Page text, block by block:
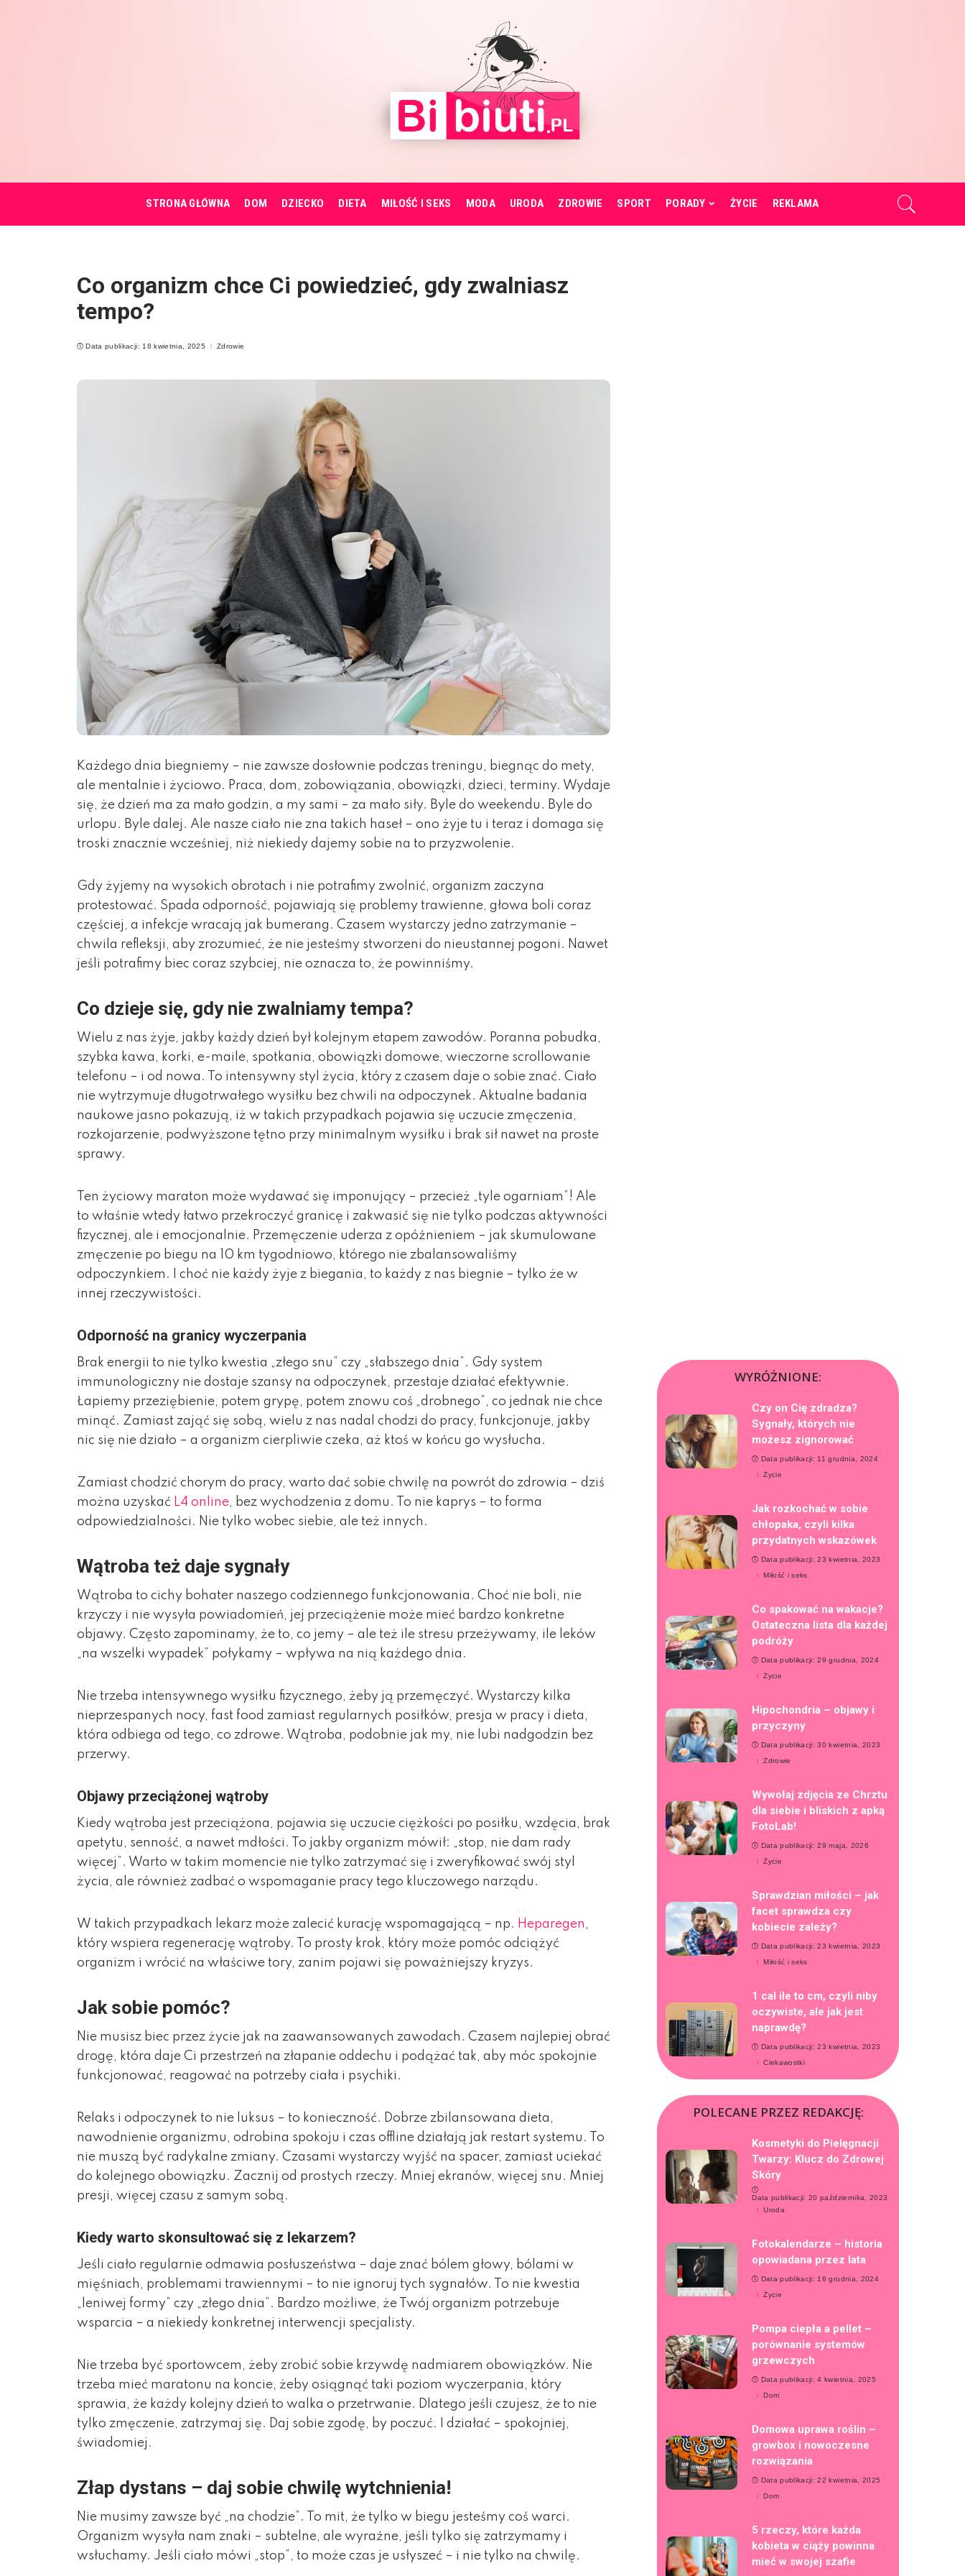
STRONA GŁÓWNA DOM DZIECKO DIETA MIŁOŚĆ I SEKS MODA URODA ZDROWIE SPORT PORADY ŻYCIE REKLAMA
Co organizm chce Ci powiedzieć, gdy zwalniasz
tempo?
Data publikacji: 18 kwietnia, 2025 Zdrowie
Każdego dnia biegniemy – nie zawsze dosłownie podczas treningu, biegnąc do mety,
ale mentalnie i życiowo. Praca, dom, zobowiązania, obowiązki, dzieci, terminy. Wydaje
się, że dzień ma za mało godzin, a my sami – za mało siły. Byle do weekendu. Byle do
urlopu. Byle dalej. Ale nasze ciało nie zna takich haseł – ono żyje tu i teraz i domaga się
troski znacznie wcześniej, niż niekiedy dajemy sobie na to przyzwolenie.
Gdy żyjemy na wysokich obrotach i nie potrafimy zwolnić, organizm zaczyna
protestować. Spada odporność, pojawiają się problemy trawienne, głowa boli coraz
częściej, a infekcje wracają jak bumerang. Czasem wystarczy jedno zatrzymanie –
chwila refleksji, aby zrozumieć, że nie jesteśmy stworzeni do nieustannej pogoni. Nawet
jeśli potrafimy biec coraz szybciej, nie oznacza to, że powinniśmy.
Co dzieje się, gdy nie zwalniamy tempa?
Wielu z nas żyje, jakby każdy dzień był kolejnym etapem zawodów. Poranna pobudka,
szybka kawa, korki, e-maile, spotkania, obowiązki domowe, wieczorne scrollowanie
telefonu – i od nowa. To intensywny styl życia, który z czasem daje o sobie znać. Ciało
nie wytrzymuje długotrwałego wysiłku bez chwili na odpoczynek. Aktualne badania
naukowe jasno pokazują, iż w takich przypadkach pojawia się uczucie zmęczenia,
rozkojarzenie, podwyższone tętno przy minimalnym wysiłku i brak sił nawet na proste
sprawy.
Ten życiowy maraton może wydawać się imponujący – przecież „tyle ogarniam”! Ale
to właśnie wtedy łatwo przekroczyć granicę i zakwasić się nie tylko podczas aktywności
fizycznej, ale i emocjonalnie. Przemęczenie uderza z opóźnieniem – jak skumulowane
zmęczenie po biegu na 10 km tygodniowo, którego nie zbalansowaliśmy
odpoczynkiem. I choć nie każdy żyje z biegania, to każdy z nas biegnie – tylko że w
innej rzeczywistości.
Odporność na granicy wyczerpania
Brak energii to nie tylko kwestia „złego snu” czy „słabszego dnia”. Gdy system
immunologiczny nie dostaje szansy na odpoczynek, przestaje działać efektywnie.
Łapiemy przeziębienie, potem grypę, potem znowu coś „drobnego”, co jednak nie chce
minąć. Zamiast zająć się sobą, wielu z nas nadal chodzi do pracy, funkcjonuje, jakby
nic się nie działo – a organizm cierpliwie czeka, aż ktoś w końcu go wysłucha.
Zamiast chodzić chorym do pracy, warto dać sobie chwilę na powrót do zdrowia – dziś
można uzyskać L4 online, bez wychodzenia z domu. To nie kaprys – to forma
odpowiedzialności. Nie tylko wobec siebie, ale też innych.
Wątroba też daje sygnały
Wątroba to cichy bohater naszego codziennego funkcjonowania. Choć nie boli, nie
krzyczy i nie wysyła powiadomień, jej przeciążenie może mieć bardzo konkretne
objawy. Często zapominamy, że to, co jemy – ale też ile stresu przeżywamy, ile leków
„na wszelki wypadek” połykamy – wpływa na nią każdego dnia.
Nie trzeba intensywnego wysiłku fizycznego, żeby ją przemęczyć. Wystarczy kilka
nieprzespanych nocy, fast food zamiast regularnych posiłków, presja w pracy i dieta,
która odbiega od tego, co zdrowe. Wątroba, podobnie jak my, nie lubi nadgodzin bez
przerwy.
Objawy przeciążonej wątroby
Kiedy wątroba jest przeciążona, pojawia się uczucie ciężkości po posiłku, wzdęcia, brak
apetytu, senność, a nawet mdłości. To jakby organizm mówił: „stop, nie dam rady
więcej”. Warto w takim momencie nie tylko zatrzymać się i zweryfikować swój styl
życia, ale również zadbać o wspomaganie pracy tego kluczowego narządu.
W takich przypadkach lekarz może zalecić kurację wspomagającą – np. Heparegen ,
który wspiera regenerację wątroby. To prosty krok, który może pomóc odciążyć
organizm i wrócić na właściwe tory, zanim pojawi się poważniejszy kryzys.
Jak sobie pomóc?
Nie musisz biec przez życie jak na zaawansowanych zawodach. Czasem najlepiej obrać
drogę, która daje Ci przestrzeń na złapanie oddechu i podążać tak, aby móc spokojnie
funkcjonować, reagować na potrzeby ciała i psychiki.
Relaks i odpoczynek to nie luksus – to konieczność. Dobrze zbilansowana dieta,
nawodnienie organizmu, odrobina spokoju i czas offline działają jak restart systemu. To
nie muszą być radykalne zmiany. Czasami wystarczy wyjść na spacer, zamiast uciekać
do kolejnego obowiązku. Zacznij od prostych rzeczy. Mniej ekranów, więcej snu. Mniej
presji, więcej czasu z samym sobą.
Kiedy warto skonsultować się z lekarzem?
Jeśli ciało regularnie odmawia posłuszeństwa – daje znać bólem głowy, bólami w
mięśniach, problemami trawiennymi – to nie ignoruj tych sygnałów. To nie kwestia
„leniwej formy” czy „złego dnia”. Bardzo możliwe, że Twój organizm potrzebuje
wsparcia – a niekiedy konkretnej interwencji specjalisty.
Nie trzeba być sportowcem, żeby zrobić sobie krzywdę nadmiarem obowiązków. Nie
trzeba mieć maratonu na koncie, żeby osiągnąć taki poziom wyczerpania, który
sprawia, że każdy kolejny dzień to walka o przetrwanie. Dlatego jeśli czujesz, że to nie
tylko zmęczenie, zatrzymaj się. Daj sobie zgodę, by poczuć. I działać – spokojniej,
świadomiej.
Złap dystans – daj sobie chwilę wytchnienia!
Nie musimy zawsze być „na chodzie”. To mit, że tylko w biegu jesteśmy coś warci.
Organizm wysyła nam znaki – subtelne, ale wyraźne, jeśli tylko się zatrzymamy i
wsłuchamy. Jeśli ciało mówi „stop”, to może czas je usłyszeć – i nie tylko na chwilę.
WYRÓŻNIONE:
Czy on Cię zdradza?
Sygnały, których nie
możesz zignorować
Data publikacji: 11 grudnia, 2024
Życie
Jak rozkochać w sobie
chłopaka, czyli kilka
przydatnych wskazówek
Data publikacji: 23 kwietnia, 2023
Miłość i seks
Co spakować na wakacje?
Ostateczna lista dla każdej
podróży
Data publikacji: 29 grudnia, 2024
Życie
Hipochondria – objawy i
przyczyny
Data publikacji: 30 kwietnia, 2023
Zdrowie
Wywołaj zdjęcia ze Chrztu
dla siebie i bliskich z apką
FotoLab!
Data publikacji: 29 maja, 2026
Życie
Sprawdzian miłości – jak
facet sprawdza czy
kobiecie zależy?
Data publikacji: 23 kwietnia, 2023
Miłość i seks
1 cal ile to cm, czyli niby
oczywiste, ale jak jest
naprawdę?
Data publikacji: 23 kwietnia, 2023
Ciekawostki
POLECANE PRZEZ REDAKCJĘ:
Kosmetyki do Pielęgnacji
Twarzy: Klucz do Zdrowej
Skóry
Data publikacji: 20 października, 2023
Uroda
Fotokalendarze – historia
opowiadana przez lata
Data publikacji: 16 grudnia, 2024
Życie
Pompa ciepła a pellet –
porównanie systemów
grzewczych
Data publikacji: 4 kwietnia, 2025
Dom
Domowa uprawa roślin –
growbox i nowoczesne
rozwiązania
Data publikacji: 22 kwietnia, 2025
Dom
5 rzeczy, które każda
kobieta w ciąży powinna
mieć w swojej szafie